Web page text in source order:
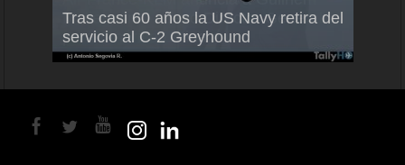
Tras casi 60 años la US Navy retira del
servicio al C-2 Greyhound
Mallet como nuevo Director General
para América Latina